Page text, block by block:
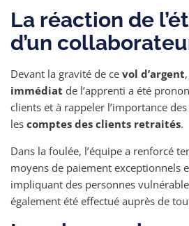
La réaction de
d’un
Devant la gravité de ce vol d’argent
immédiat de l’apprenti a été
clients et à rappeler l’importance
les comptes des clients retraités.
Dans la foulée, l’équipe a renforcé
moyens de paiement exceptionnels
impliquant des personnes
également été effectué auprès de